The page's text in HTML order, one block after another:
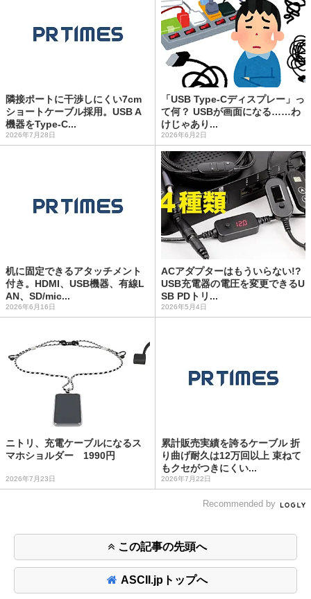
隣接ポートに干渉しにくい7cm
ショートケーブル採用。USB A
機器をType-C...
2026年7月28日
「USB Type-Cディスプレー」っ
て何？ USBが画面になる……わ
けじゃあり...
2026年6月2日
机に固定できるアタッチメント
付き。HDMI、USB機器、有線L
AN、SD/mic...
2026年6月16日
ACアダプターはもういらない!?
USB充電器の電圧を変更できるU
SB PDトリ...
2026年5月4日
ニトリ、充電ケーブルになるス
マホショルダー 1990円
2026年7月23日
累計販売実績を誇るケーブル 折
り曲げ耐久は12万回以上 束ねて
もクセがつきにくい...
2026年7月22日
Recommended by
この記事の先頭へ
ASCII.jpトップへ